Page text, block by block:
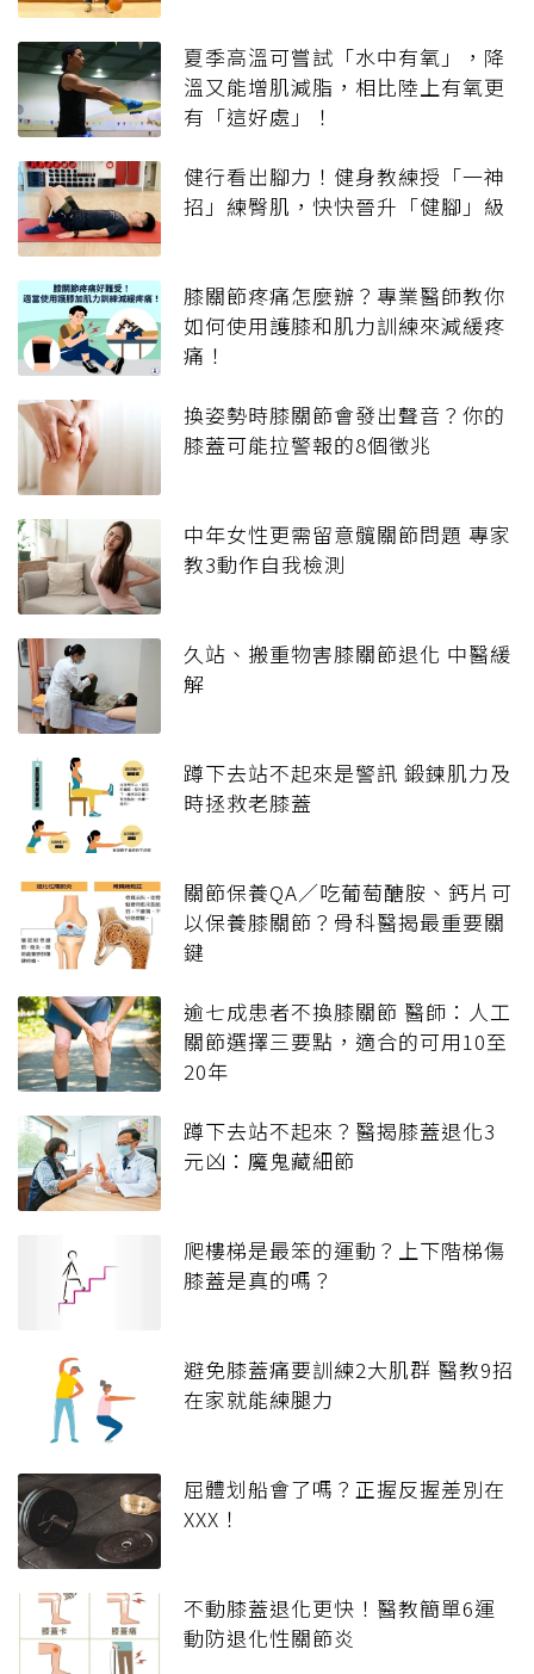
夏季高溫可嘗試「水中有氧」，降
溫又能增肌減脂，相比陸上有氧更
有「這好處」！
健行看出腳力！健身教練授「一神
招」練臀肌，快快晉升「健腳」級
膝關節疼痛怎麼辦？專業醫師教你
如何使用護膝和肌力訓練來減緩疼
痛！
換姿勢時膝關節會發出聲音？你的
膝蓋可能拉警報的8個徵兆
中年女性更需留意髖關節問題 專家
教3動作自我檢測
久站、搬重物害膝關節退化 中醫緩
解
蹲下去站不起來是警訊 鍛鍊肌力及
時拯救老膝蓋
關節保養QA／吃葡萄醣胺、鈣片可
以保養膝關節？骨科醫揭最重要關
鍵
逾七成患者不換膝關節 醫師：人工
關節選擇三要點，適合的可用10至
20年
蹲下去站不起來？醫揭膝蓋退化3
元凶：魔鬼藏細節
爬樓梯是最笨的運動？上下階梯傷
膝蓋是真的嗎？
避免膝蓋痛要訓練2大肌群 醫教9招
在家就能練腿力
屈體划船會了嗎？正握反握差別在
XXX！
不動膝蓋退化更快！醫教簡單6運
動防退化性關節炎